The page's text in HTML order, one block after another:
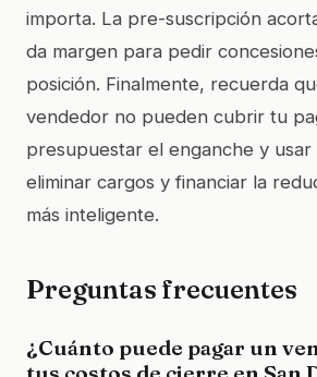
importa. La pre-suscripción
da margen para pedir
posición. Finalmente, recuerda
vendedor no pueden cubrir tu
presupuestar el enganche y
eliminar cargos y financiar la
más inteligente.
Preguntas frecuentes
¿Cuánto puede pagar un